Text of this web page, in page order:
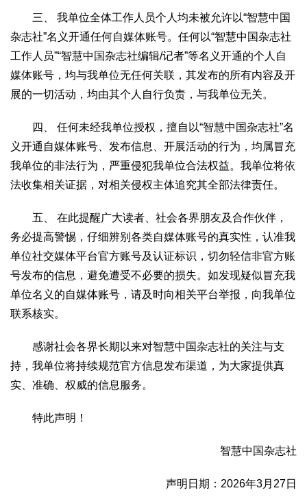
津 冀 晋 蒙 辽 吉 黑 沪 苏 浙 皖
闽
赣
鲁 豫 鄂 湘 粤 桂 琼 渝 川 黔 滇
藏
陕
甘 青 宁 新 港 澳 台
智库
信息
在线期刊
关于我们
杂志简介 杂志编委会 组织机构 联系我们 智慧中国动态
智慧城市
全景中国 智慧旅游 智慧教育 智慧医疗
智慧交通
智慧环保
康养
工作动态 康养思语 明星老人 项目介绍
县域经济
成果展示
政策发布 视频播报
合作伙伴
三、 我单位全体工作人员个人均未被允许以“智慧中国
杂志社”名义开通任何自媒体账号。任何以“智慧中国杂志社
工作人员”“智慧中国杂志社编辑/记者”等名义开通的个人自
媒体账号，均与我单位无任何关联，其发布的所有内容及开
展的一切活动，均由其个人自行负责，与我单位无关。
四、 任何未经我单位授权，擅自以“智慧中国杂志社”名
义开通自媒体账号、发布信息、开展活动的行为，均属冒充
我单位的非法行为，严重侵犯我单位合法权益。我单位将依
法收集相关证据，对相关侵权主体追究其全部法律责任。
五、 在此提醒广大读者、社会各界朋友及合作伙伴，
务必提高警惕，仔细辨别各类自媒体账号的真实性，认准我
单位社交媒体平台官方账号及认证标识，切勿轻信非官方账
号发布的信息，避免遭受不必要的损失。如发现疑似冒充我
单位名义的自媒体账号，请及时向相关平台举报，向我单位
联系核实。
感谢社会各界长期以来对智慧中国杂志社的关注与支
持，我单位将持续规范官方信息发布渠道，为大家提供真
实、准确、权威的信息服务。
特此声明！
智慧中国杂志社
声明日期：2026年3月27日